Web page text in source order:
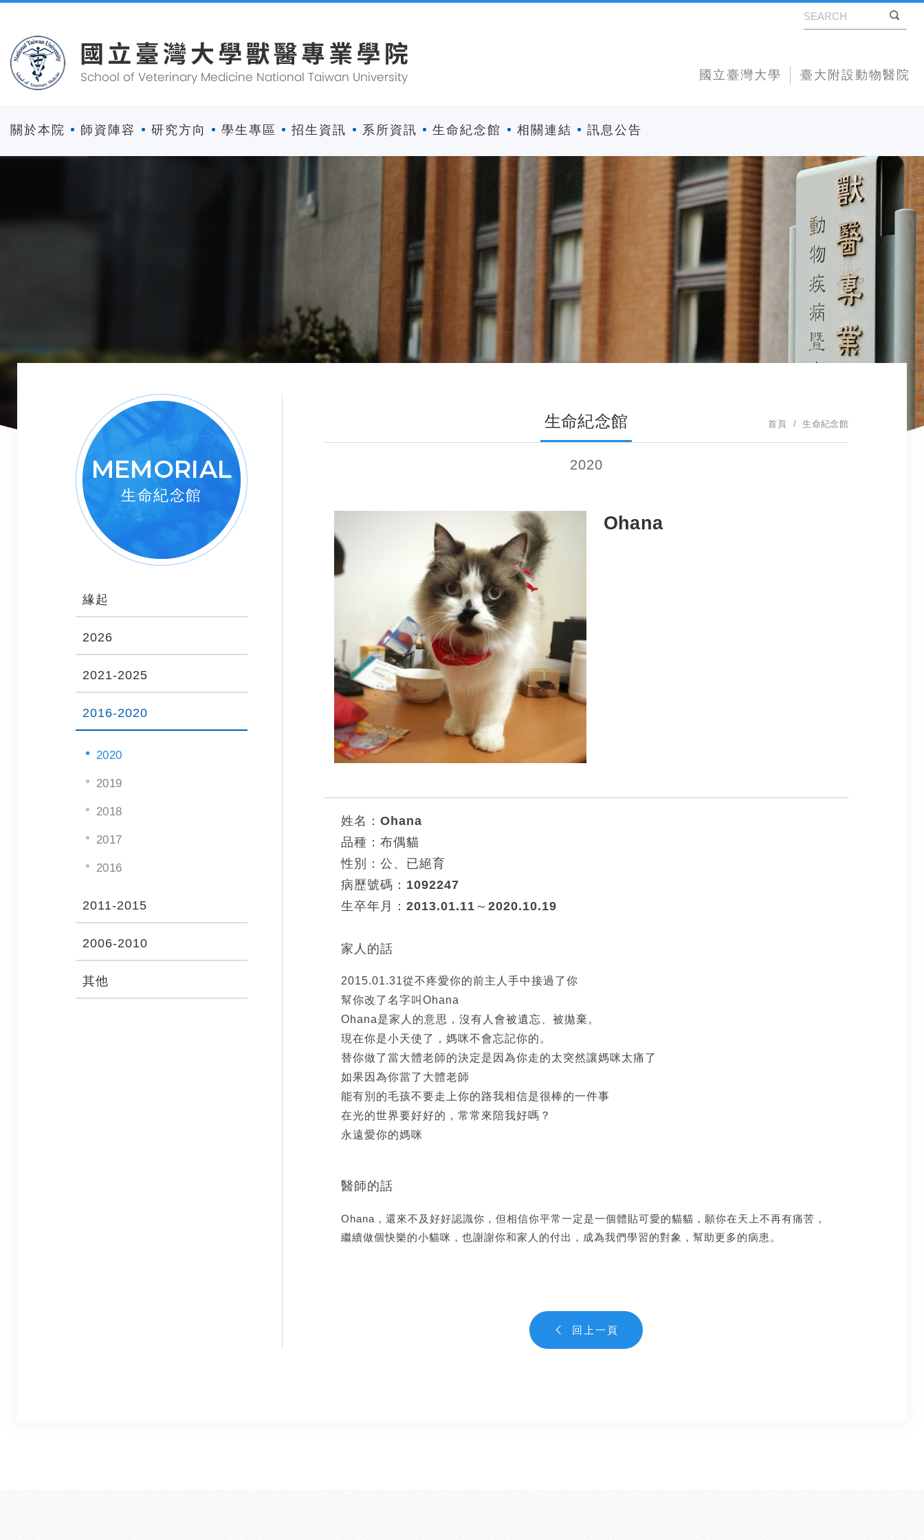
國立臺灣大學 臺大附設動物醫院
關於本院 師資陣容 研究方向 學生專區 招生資訊 系所資訊 生命紀念館 相關連結 訊息公告
MEMORIAL
生命紀念館
緣起
2026
2021-2025
2016-2020
2020
2019
2018
2017
2016
2011-2015
2006-2010
其他
生命紀念館 首頁 生命紀念館
2020
Ohana
姓名：Ohana
品種：布偶貓
性別：公、已絕育
病歷號碼：1092247
生卒年月：2013.01.11～2020.10.19
家人的話
2015.01.31從不疼愛你的前主人手中接過了你
幫你改了名字叫Ohana
Ohana是家人的意思，沒有人會被遺忘、被拋棄。
現在你是小天使了，媽咪不會忘記你的。
替你做了當大體老師的決定是因為你走的太突然讓媽咪太痛了
如果因為你當了大體老師
能有別的毛孩不要走上你的路我相信是很棒的一件事
在光的世界要好好的，常常來陪我好嗎？
永遠愛你的媽咪
醫師的話
Ohana，還來不及好好認識你，但相信你平常一定是一個體貼可愛的貓貓，願你在天上不再有痛苦，
繼續做個快樂的小貓咪，也謝謝你和家人的付出，成為我們學習的對象，幫助更多的病患。
回上一頁